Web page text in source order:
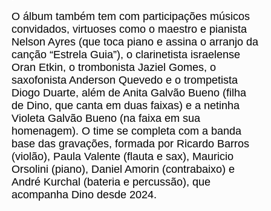
O álbum também tem com participações músicos
convidados, virtuoses como o maestro e pianista
Nelson Ayres (que toca piano e assina o arranjo da
canção “Estrela Guia”), o clarinetista israelense
Oran Etkin, o trombonista Jaziel Gomes, o
saxofonista Anderson Quevedo e o trompetista
Diogo Duarte, além de Anita Galvão Bueno (filha
de Dino, que canta em duas faixas) e a netinha
Violeta Galvão Bueno (na faixa em sua
homenagem). O time se completa com a banda
base das gravações, formada por Ricardo Barros
(violão), Paula Valente (flauta e sax), Mauricio
Orsolini (piano), Daniel Amorin (contrabaixo) e
André Kurchal (bateria e percussão), que
acompanha Dino desde 2024.